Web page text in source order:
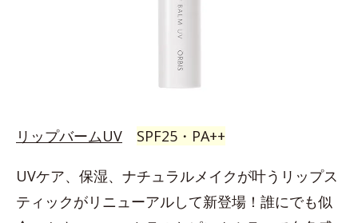
リップバームUV SPF25・PA++
UVケア、保湿、ナチュラルメイクが叶うリップス
ティックがリニューアルして新登場！誰にでも似